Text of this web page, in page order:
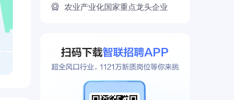
农业产业化国家重点龙头企业